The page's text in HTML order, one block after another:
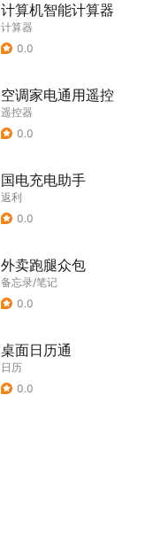
计算机智能计算器
计算器
0.0
空调家电通用遥控
遥控器
0.0
国电充电助手
返利
0.0
外卖跑腿众包
备忘录/笔记
0.0
桌面日历通
日历
0.0